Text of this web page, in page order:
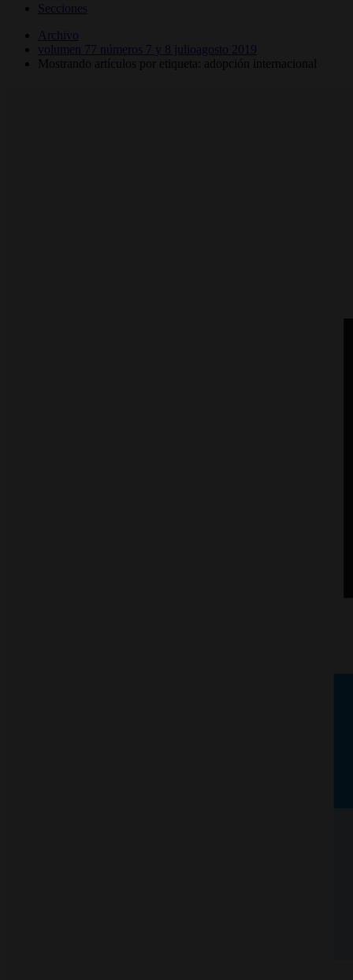
Secciones
Archivo
volumen 77 números 7 y 8 julioagosto 2019
Mostrando artículos por etiqueta: adopción internacional